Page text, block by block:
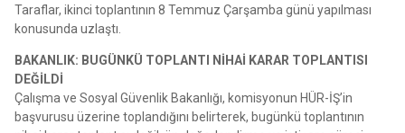
Taraflar, ikinci toplantının 8 Temmuz Çarşamba günü yapılması
konusunda uzlaştı.
BAKANLIK: BUGÜNKÜ TOPLANTI NİHAİ KARAR TOPLANTISI
DEĞİLDİ
Çalışma ve Sosyal Güvenlik Bakanlığı, komisyonun HÜR-İŞ’in
başvurusu üzerine toplandığını belirterek, bugünkü toplantının